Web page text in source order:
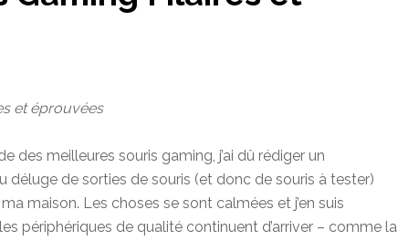
et éprouvées
des meilleures souris gaming, j’ai dû rédiger un
de sorties de souris (et donc de souris à tester)
maison. Les choses se sont calmées et j’en suis
périphériques de qualité continuent d’arriver – comme la